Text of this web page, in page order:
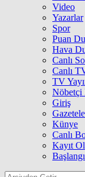
Video
Yazarlar
Spor
Puan
Hava
Canlı
Canlı
TV
Nöbetçi
Giriş
Künye
Canlı
Kayıt Ol